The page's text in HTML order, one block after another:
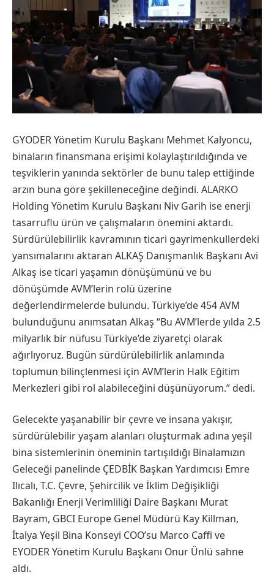
GYODER Yönetim Kurulu Başkanı Mehmet Kalyoncu,
binaların finansmana erişimi kolaylaştırıldığında ve
teşviklerin yanında sektörler de bunu talep ettiğinde
arzın buna göre şekilleneceğine değindi. ALARKO
Holding Yönetim Kurulu Başkanı Niv Garih ise enerji
tasarruflu ürün ve çalışmaların önemini aktardı.
Sürdürülebilirlik kavramının ticari gayrimenkullerdeki
yansımalarını aktaran ALKAŞ Danışmanlık Başkanı Avi
Alkaş ise ticari yaşamın dönüşümünü ve bu
dönüşümde AVM’lerin rolü üzerine
değerlendirmelerde bulundu. Türkiye’de 454 AVM
bulunduğunu anımsatan Alkaş “Bu AVM’lerde yılda 2.5
milyarlık bir nüfusu Türkiye’de ziyaretçi olarak
ağırlıyoruz. Bugün sürdürülebilirlik anlamında
toplumun bilinçlenmesi için AVM’lerin Halk Eğitim
Merkezleri gibi rol alabileceğini düşünüyorum.” dedi.
Gelecekte yaşanabilir bir çevre ve insana yakışır,
sürdürülebilir yaşam alanları oluşturmak adına yeşil
bina sistemlerinin öneminin tartışıldığı Binalamızın
Geleceği panelinde ÇEDBİK Başkan Yardımcısı Emre
Ilıcalı, T.C. Çevre, Şehircilik ve İklim Değişikliği
Bakanlığı Enerji Verimliliği Daire Başkanı Murat
Bayram, GBCI Europe Genel Müdürü Kay Killman,
İtalya Yeşil Bina Konseyi COO’su Marco Caffi ve
EYODER Yönetim Kurulu Başkanı Onur Ünlü sahne
aldı.